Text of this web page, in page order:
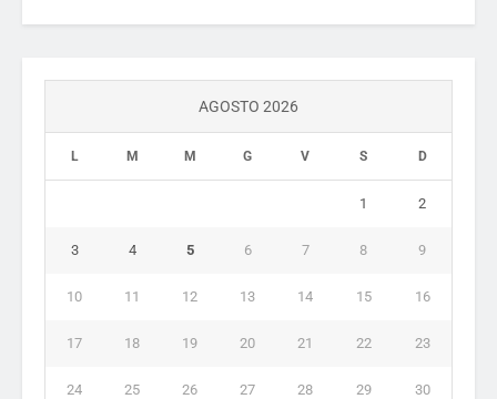
AGOSTO 2026
L M M G V S D
1 2
3 4 5 6 7 8 9
10 11 12 13 14 15 16
17 18 19 20 21 22 23
24 25 26 27 28 29 30